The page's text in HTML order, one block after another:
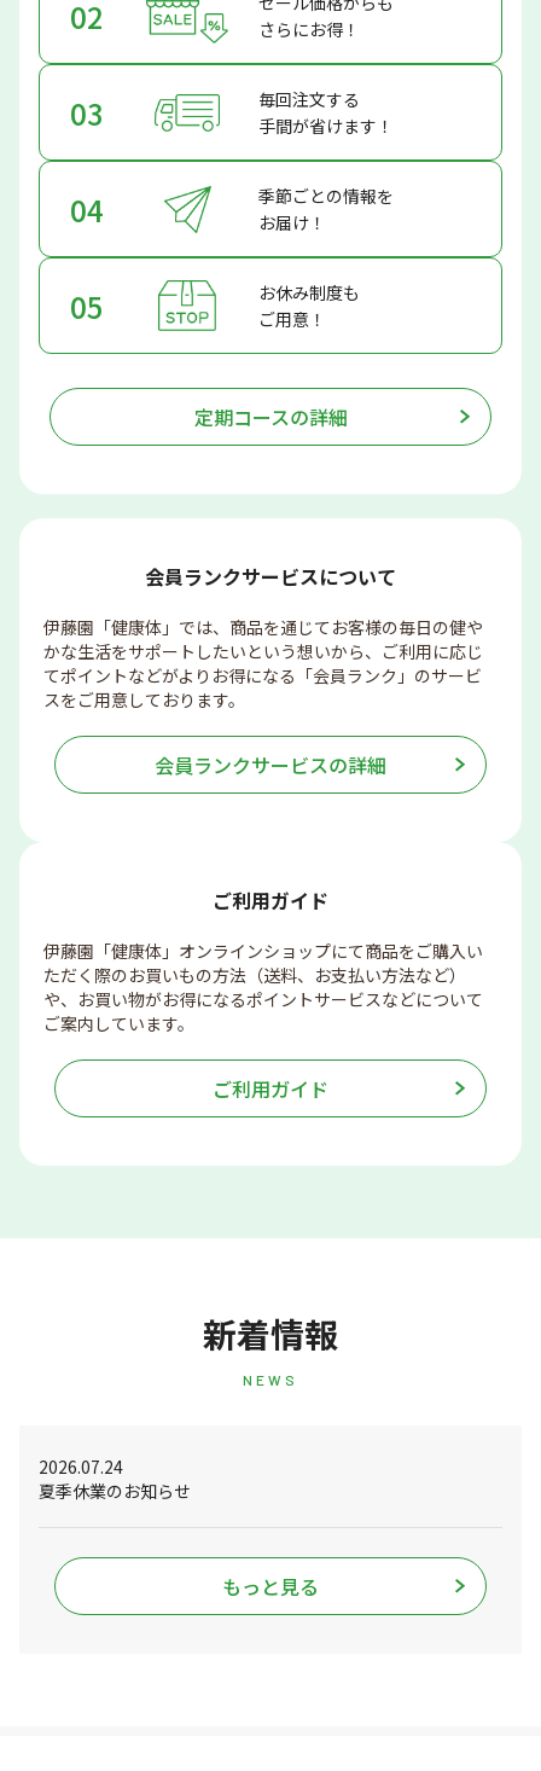
02
さらにお得！
03
毎回注文する
手間が省けます！
04
季節ごとの情報を
お届け！
05
お休み制度も
ご用意！
定期コースの詳細
会員ランクサービスについて
伊藤園「健康体」では、商品を通じてお客様の毎日の健や
かな生活をサポートしたいという想いから、ご利用に応じ
てポイントなどがよりお得になる「会員ランク」のサービ
スをご用意しております。
会員ランクサービスの詳細
ご利用ガイド
伊藤園「健康体」オンラインショップにて商品をご購入い
ただく際のお買いもの方法（送料、お支払い方法など）
や、お買い物がお得になるポイントサービスなどについて
ご案内しています。
ご利用ガイド
新着情報
NEWS
2026.07.24
夏季休業のお知らせ
もっと見る